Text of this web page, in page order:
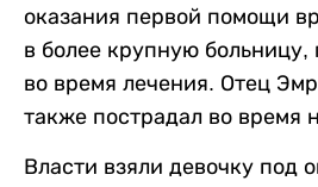
оказания первой помощи
в более крупную больницу,
во время лечения. Отец
также пострадал во время
Власти взяли девочку под